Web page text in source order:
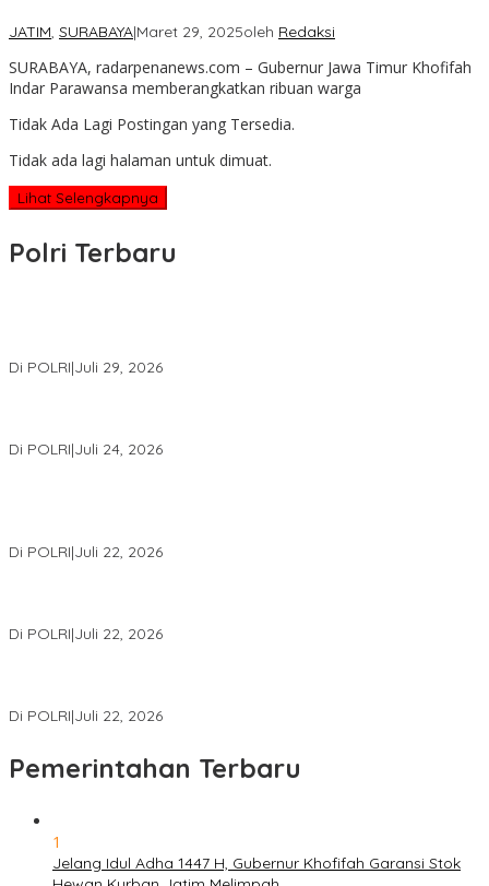
JATIM, SURABAYA|Maret 29, 2025oleh Redaksi
SURABAYA, radarpenanews.com – Gubernur Jawa Timur Khofifah
Indar Parawansa memberangkatkan ribuan warga
Tidak Ada Lagi Postingan yang Tersedia.
Tidak ada lagi halaman untuk dimuat.
Lihat Selengkapnya
Polri Terbaru
Di POLRI|Juli 29, 2026
Di POLRI|Juli 24, 2026
Di POLRI|Juli 22, 2026
Di POLRI|Juli 22, 2026
Di POLRI|Juli 22, 2026
Pemerintahan Terbaru
1
Jelang Idul Adha 1447 H, Gubernur Khofifah Garansi Stok